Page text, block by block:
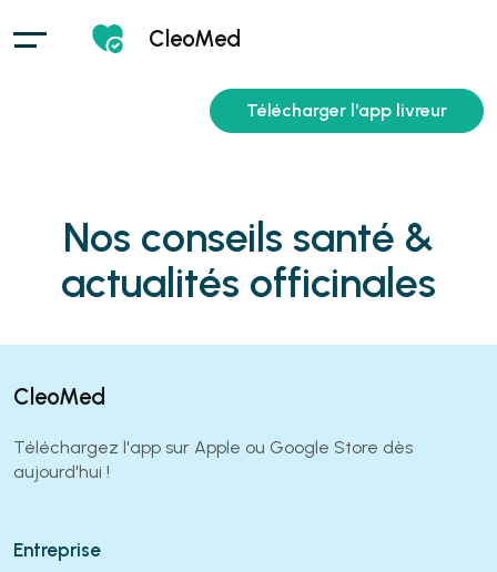
CleoMed
Télécharger l'app livreur
Nos conseils santé &
actualités officinales
CleoMed
Téléchargez l'app sur Apple ou Google Store dès
aujourd'hui !
Entreprise